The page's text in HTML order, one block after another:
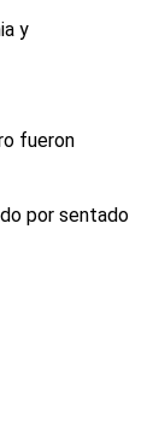
y
fueron
por sentado